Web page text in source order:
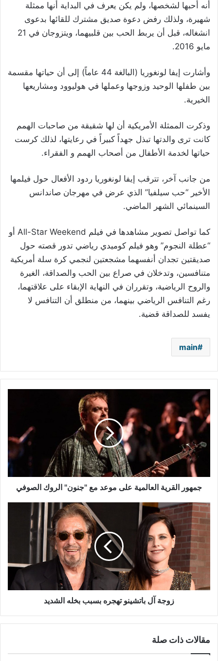
أنه أحبها لشخصها، ولم يكن يعرف في البداية أنها ممثلة
شهيرة، ولذلك رفض دعوة صديق مشترك للقائها بدعوى
انشغاله، قبل أن يربط الحب بين قلبيهما، ويتزوجان في 21
مايو 2016.
وأشارت إيفا لونغوريا (البالغة 44 عاماً) إلى أن حياتها مقسمة
بين طفلها الوحيد وزوجها وعملها في هوليوود ومشاريعها
الخيرية.
وذكرت الممثلة الأمريكية أن لها شقيقة من صاحبات الهمم
كانت ترى والدتها تبذل جهداً كبيراً في رعايتها، لذلك كرست
حياتها لخدمة الأطفال من أصحاب الهمم و الفقراء.
من جانب آخر، تترقب إيفا لونغوريا ردود الأفعال حول فيلمها
الأخير “حب سيلفيا” الذي عرض في مهرجان صاندانس
السينمائي الشهر الماضي.
كما تواصل تصوير مشاهدها في فيلم All-Star Weekend أو
“عطلة النجوم” وهو فيلم كوميدي رياضي تدور قصته حول
صديقتين تجدان أنفسهما مشجعتين لنجمي كرة سلة أمريكية
متنافسين، وتدخلان في صراع بين الحب والصداقة، الغيرة
والروح الرياضية، وتقرران في النهاية الإبقاء على علاقتهما،
رغم التنافس الرياضي بينهما، من منطلق أن التنافس لا
يفسد للصداقة قضية.
main
جمهور
القرية
العالمية
على
موعد
مع
"جنون"
الصوفي
جمهور القرية العالمية على موعد مع "جنون" الروك الصوفي
زوجة
آل
باتشينو
تهجره
بسبب
الشديد
زوجة آل باتشينو تهجره بسبب بخله الشديد
مقالات ذات صلة